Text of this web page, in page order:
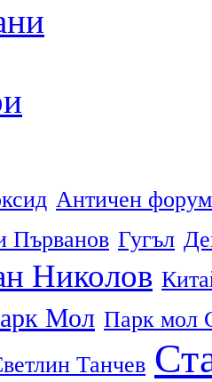
Античен форум
Първанов Гугъл
Николов
Мол Парк мол
Танчев